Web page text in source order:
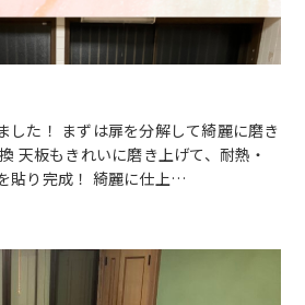
した！ まずは扉を分解して綺麗に磨き
天板もきれいに磨き上げて、耐熱・
貼り完成！ 綺麗に仕上…